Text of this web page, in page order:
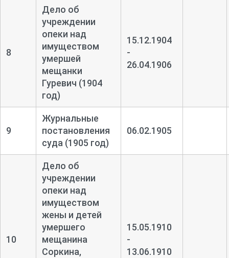
8
Дело об
учреждении
опеки над
имуществом
умершей
мещанки
Гуревич (1904
год)
15.12.1904
-
26.04.1906
9
Журнальные
постановления
суда (1905 год)
06.02.1905
10
Дело об
учреждении
опеки над
имуществом
жены и детей
умершего
мещанина
Соркина,
15.05.1910
-
13.06.1910